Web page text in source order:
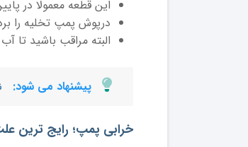
این قطعه معمولا در
درپوش پمپ تخلیه را
البته مراقب باشید تا
پیشنهاد می شود:
خرابی پمپ؛ رایج ترین